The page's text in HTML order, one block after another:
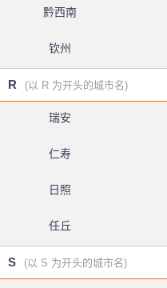
黔西南
钦州
R (以 R 为开头的城市名)
瑞安
仁寿
日照
任丘
S (以 S 为开头的城市名)